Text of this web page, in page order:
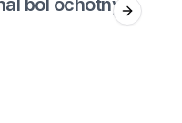
bol ochotný
Next